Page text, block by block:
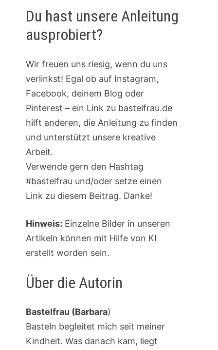
Du hast unsere Anleitung
ausprobiert?
Wir freuen uns riesig, wenn du uns
verlinkst! Egal ob auf Instagram,
Facebook, deinem Blog oder
Pinterest – ein Link zu bastelfrau.de
hilft anderen, die Anleitung zu finden
und unterstützt unsere kreative
Arbeit.
Verwende gern den Hashtag
#bastelfrau und/oder setze einen
Link zu diesem Beitrag. Danke!
Hinweis: Einzelne Bilder in unseren
Artikeln können mit Hilfe von KI
erstellt worden sein.
Über die Autorin
Bastelfrau (Barbara)
Basteln begleitet mich seit meiner
Kindheit. Was danach kam, liegt